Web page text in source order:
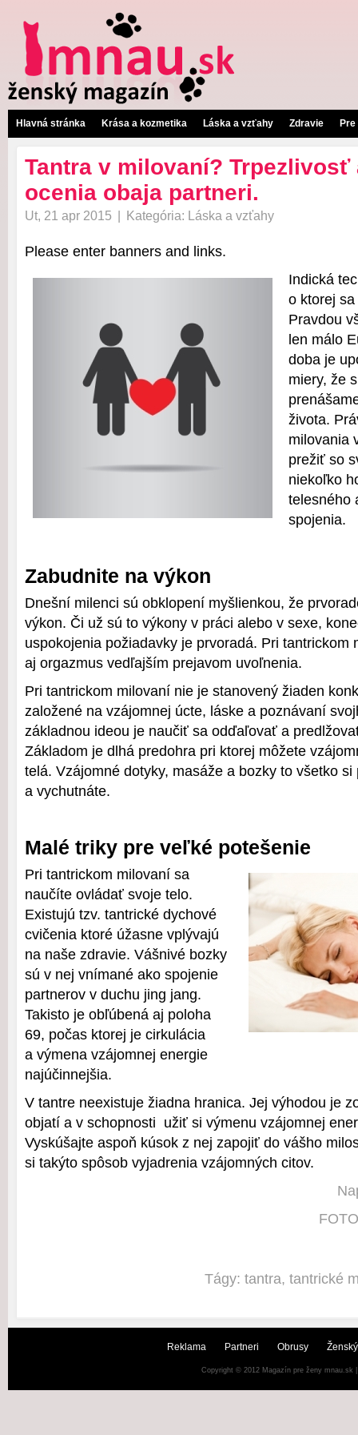
Hlavná stránka Krása a kozmetika Láska a vzťahy Zdravie
Tantra v milovaní? Trpezlivosť
ocenia obaja partneri.
Ut, 21 apr 2015 Kategória: Láska a vzťahy
Please enter banners and links.
Indická
o ktorej
Pravdou
len málo
doba je
miery, že
života.
milovania
prežiť so
niekoľko
telesného
spojenia.
Zabudnite na výkon
Dnešní milenci sú obklopení myšlienkou, že
výkon. Či už sú to výkony v práci alebo v sexe,
uspokojenia požiadavky je prvoradá. Pri tantrickom
aj orgazmus vedľajším prejavom uvoľnenia.
Pri tantrickom milovaní nie je stanovený žiaden
založené na vzájomnej úcte, láske a poznávaní
základnou ideou je naučiť sa odďaľovať a
Základom je dlhá predohra pri ktorej môžete
telá. Vzájomné dotyky, masáže a bozky to všetko si
a vychutnáte.
Malé triky pre veľké potešenie
Pri tantrickom milovaní sa
naučíte ovládať svoje telo.
Existujú tzv. tantrické dychové
cvičenia ktoré úžasne vplývajú
na naše zdravie. Vášnivé bozky
sú v nej vnímané ako spojenie
partnerov v duchu jing jang.
Takisto je obľúbená aj poloha
69, počas ktorej je cirkulácia
a výmena vzájomnej energie
najúčinnejšia.
V tantre neexistuje žiadna hranica. Jej výhodou je
objatí a v schopnosti užiť si výmenu vzájomnej
Vyskúšajte aspoň kúsok z nej zapojiť do vášho
si takýto spôsob vyjadrenia vzájomných citov.
Tágy: tantra, tantrické
Reklama Partneri Obrusy
Copyright © 2012 Magazín pre ženy mnau.sk